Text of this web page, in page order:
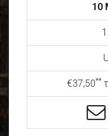
10
€37,50**